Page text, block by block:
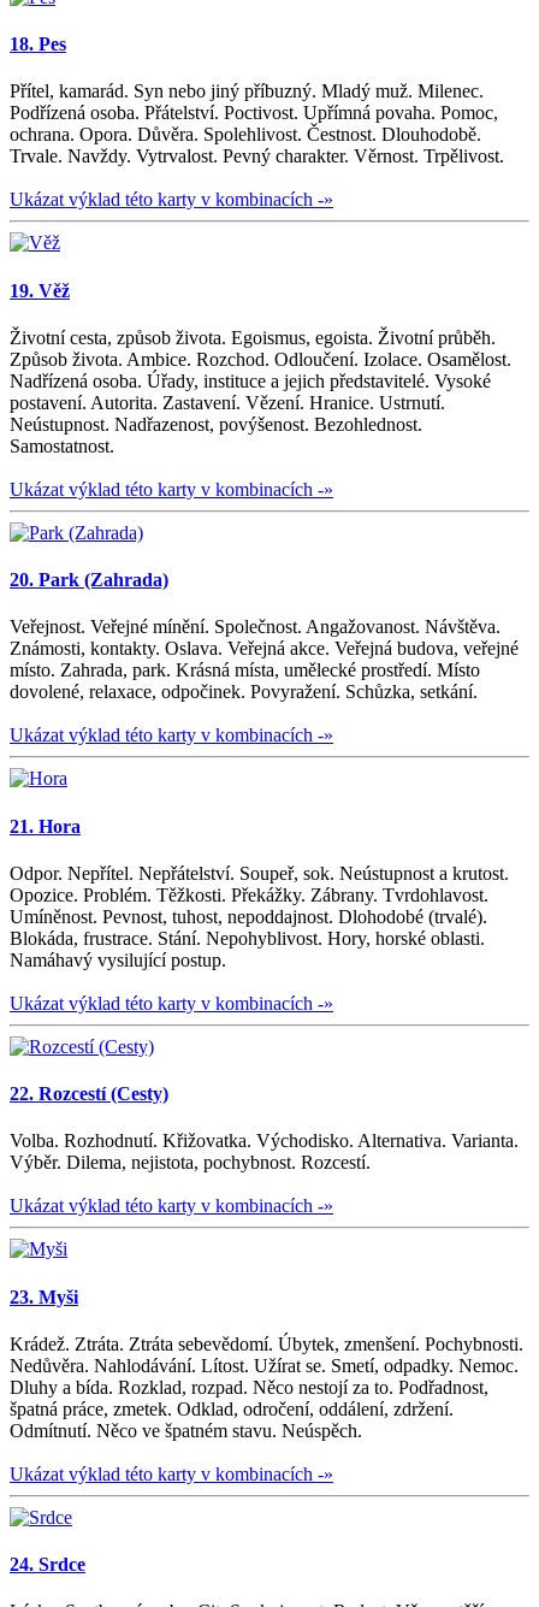
18. Pes
Přítel, kamarád. Syn nebo jiný příbuzný. Mladý muž. Milenec.
Podřízená osoba. Přátelství. Poctivost. Upřímná povaha. Pomoc,
ochrana. Opora. Důvěra. Spolehlivost. Čestnost. Dlouhodobě.
Trvale. Navždy. Vytrvalost. Pevný charakter. Věrnost. Trpělivost.
Ukázat výklad této karty v kombinacích -»
19. Věž
Životní cesta, způsob života. Egoismus, egoista. Životní průběh.
Způsob života. Ambice. Rozchod. Odloučení. Izolace. Osamělost.
Nadřízená osoba. Úřady, instituce a jejich představitelé. Vysoké
postavení. Autorita. Zastavení. Vězení. Hranice. Ustrnutí.
Neústupnost. Nadřazenost, povýšenost. Bezohlednost.
Samostatnost.
Ukázat výklad této karty v kombinacích -»
20. Park (Zahrada)
Veřejnost. Veřejné mínění. Společnost. Angažovanost. Návštěva.
Známosti, kontakty. Oslava. Veřejná akce. Veřejná budova, veřejné
místo. Zahrada, park. Krásná místa, umělecké prostředí. Místo
dovolené, relaxace, odpočinek. Povyražení. Schůzka, setkání.
Ukázat výklad této karty v kombinacích -»
21. Hora
Odpor. Nepřítel. Nepřátelství. Soupeř, sok. Neústupnost a krutost.
Opozice. Problém. Těžkosti. Překážky. Zábrany. Tvrdohlavost.
Umíněnost. Pevnost, tuhost, nepoddajnost. Dlohodobé (trvalé).
Blokáda, frustrace. Stání. Nepohyblivost. Hory, horské oblasti.
Namáhavý vysilující postup.
Ukázat výklad této karty v kombinacích -»
22. Rozcestí (Cesty)
Volba. Rozhodnutí. Křižovatka. Východisko. Alternativa. Varianta.
Výběr. Dilema, nejistota, pochybnost. Rozcestí.
Ukázat výklad této karty v kombinacích -»
23. Myši
Krádež. Ztráta. Ztráta sebevědomí. Úbytek, zmenšení. Pochybnosti.
Nedůvěra. Nahlodávání. Lítost. Užírat se. Smetí, odpadky. Nemoc.
Dluhy a bída. Rozklad, rozpad. Něco nestojí za to. Podřadnost,
špatná práce, zmetek. Odklad, odročení, oddálení, zdržení.
Odmítnutí. Něco ve špatném stavu. Neúspěch.
Ukázat výklad této karty v kombinacích -»
24. Srdce